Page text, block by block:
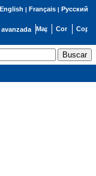
English | Français| Русский